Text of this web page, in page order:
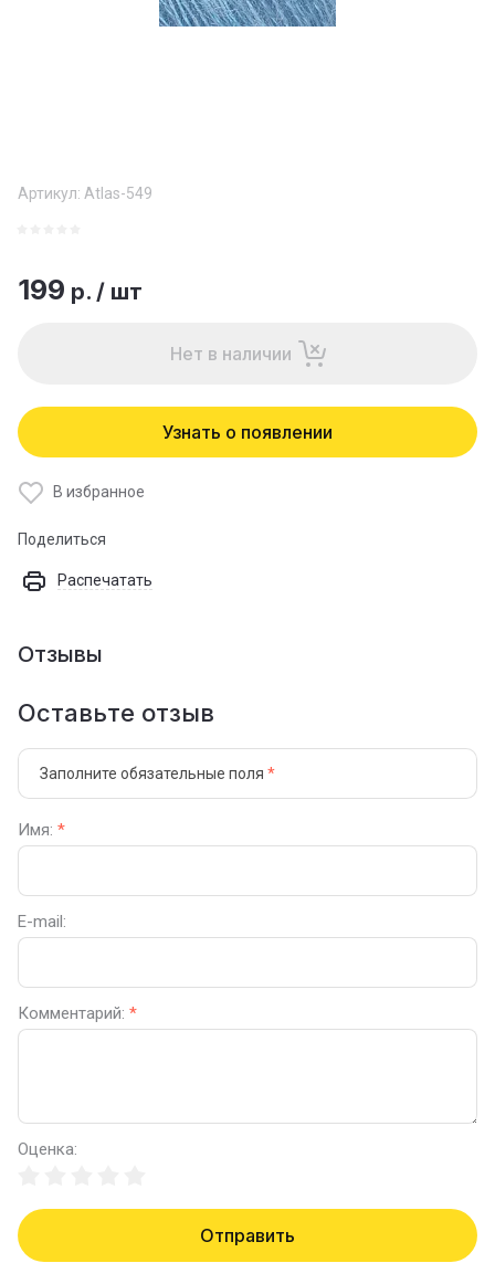
Артикул: Atlas-549
199 р. / шт
Нет в наличии
Узнать о появлении
В избранное
Поделиться
Распечатать
Отзывы
Оставьте отзыв
Заполните обязательные поля *
Имя: *
E-mail:
Комментарий: *
Оценка:
Отправить